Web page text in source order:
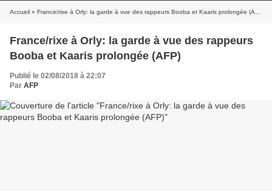
Accueil » France/rixe à Orly: la garde à vue des rappeurs Booba et Kaaris prolongée (AFP)
France/rixe à Orly: la garde à vue des rappeurs
Booba et Kaaris prolongée (AFP)
Publié le 02/08/2018 à 22:07
Par AFP